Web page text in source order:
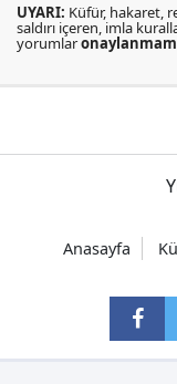
UYARI: Küfür, hakaret,
saldırı içeren, imla
yorumlar
Anasayfa